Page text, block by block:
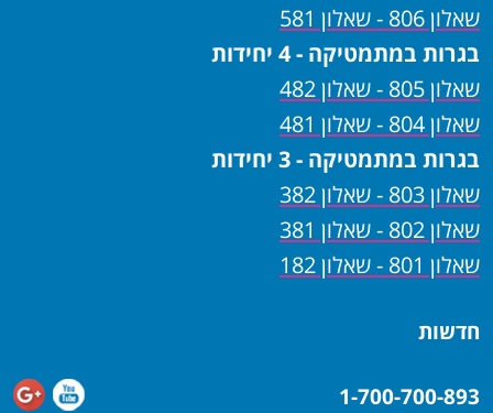
שאלון 806 - שאלון 581
בגרות במתמטיקה - 4 יחידות
שאלון 805 - שאלון 482
שאלון 804 - שאלון 481
בגרות במתמטיקה - 3 יחידות
שאלון 803 - שאלון 382
שאלון 802 - שאלון 381
שאלון 801 - שאלון 182
חדשות
1-700-700-893